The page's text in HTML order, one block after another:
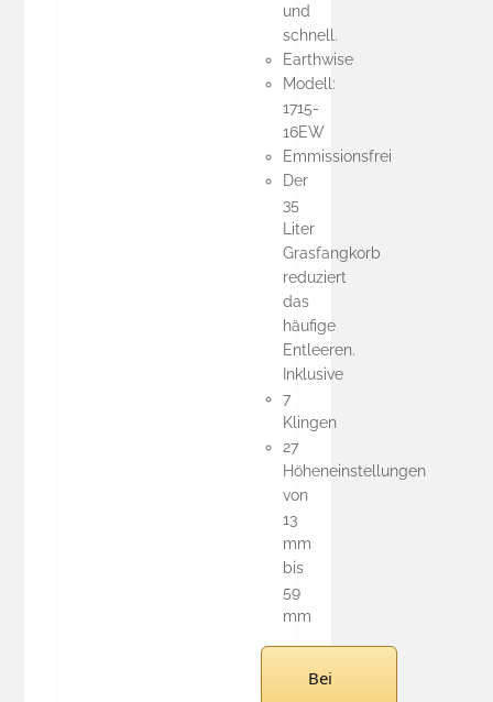
und
schnell.
Earthwise
Modell:
1715-
16EW
Emmissionsfrei
Der
35
Liter
Grasfangkorb
reduziert
das
häufige
Entleeren.
Inklusive
7
Klingen
27
Höheneinstellungen
von
13
mm
bis
59
mm
Bei